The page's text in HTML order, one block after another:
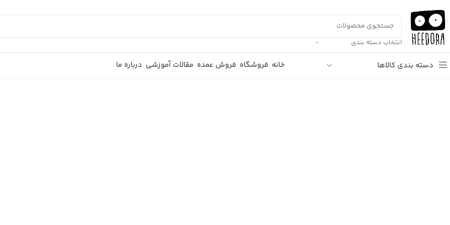
انتخاب دسته بندی
دسته بندی کالاها خانه فروشگاه فروش عمده مقالات آموزشی درباره ما